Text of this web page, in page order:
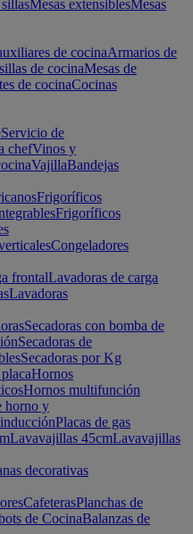
Mesas extensiblesMesas
de cocinaArmarios de
de cocinaMesas de
de cocinaCocinas
Servicio de
chefVinos y
VajillaBandejas
Frigoríficos
Frigoríficos
Congeladores
frontalLavadoras de carga
Lavadoras
Secadoras con bomba de
Secadoras de
Secadoras por Kg
Hornos
Hornos multifunción
horno y
Placas de gas
Lavavajillas 45cmLavavajillas
decorativas
CafeterasPlanchas de
de CocinaBalanzas de